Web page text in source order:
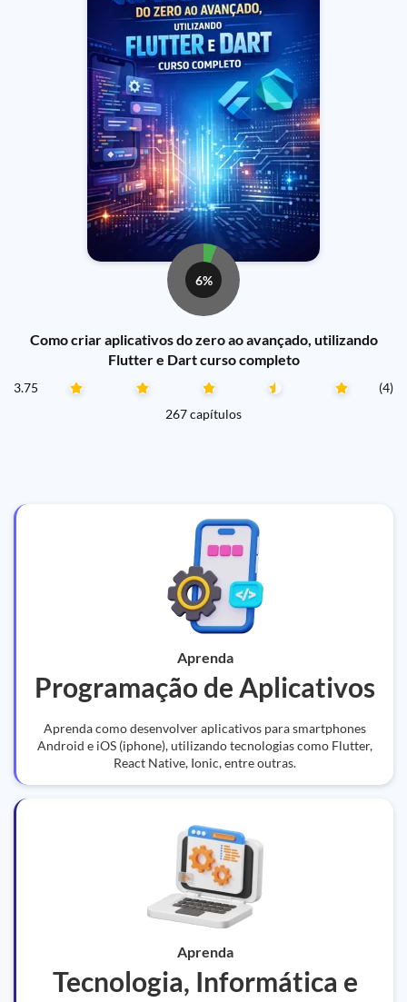
6%
Como criar aplicativos do zero ao avançado, utilizando
Flutter e Dart curso completo
3.75
(4)
267 capítulos
Aprenda
Programação de Aplicativos
Aprenda como desenvolver aplicativos para smartphones
Android e iOS (iphone), utilizando tecnologias como Flutter,
React Native, Ionic, entre outras.
Aprenda
Tecnologia, Informática e